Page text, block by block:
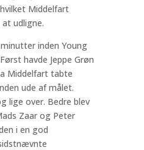
Middelfart
udligne.
inden Young
havde Jeppe Grøn
Middelfart tabte
ude af målet.
lige over. Bedre blev
Zaar og Peter
i en god